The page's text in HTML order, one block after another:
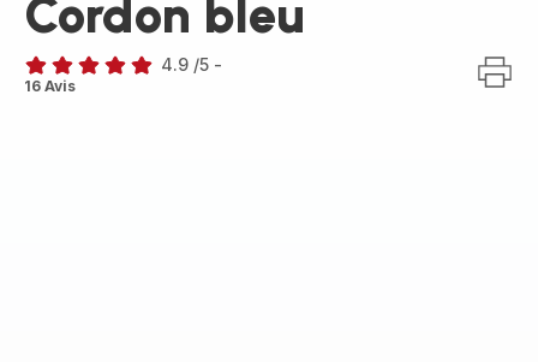
Cordon bleu
ratings.4.9
4.9 /5 -
16 Avis